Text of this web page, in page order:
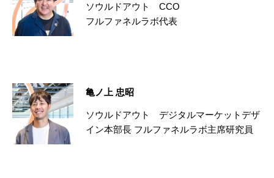
ソウルドアウト CCO
フルファネルラボ代表
亀ノ上 忠昭
ソウルドアウト デジタルマーケットデザ
イン本部長 フルファネルラボ主席研究員